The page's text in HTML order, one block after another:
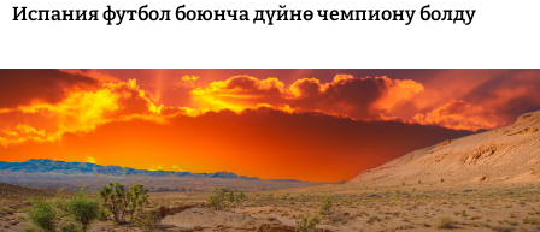
Испания футбол боюнча дүйнө чемпиону болду